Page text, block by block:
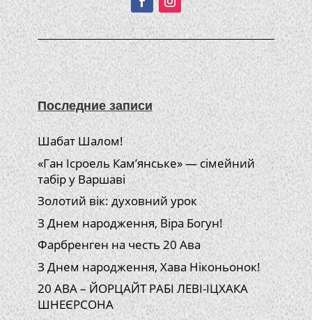
Последние записи
Шабат Шалом!
«Ган Ісроель Кам’янське» — сімейний
табір у Варшаві
Золотий вік: духовний урок
З Днем народження, Віра Богун!
Фарбренген на честь 20 Ава
З Днем народження, Хава Ніконьонок!
20 АВА – ЙОРЦАЙТ РАБІ ЛЕВІ-ІЦХАКА
ШНЕЄРСОНА